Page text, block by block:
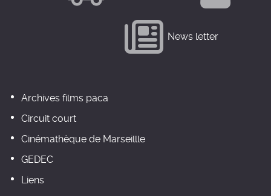
News letter
Archives films paca
Circuit court
Cinémathèque de Marseillle
GEDEC
Liens